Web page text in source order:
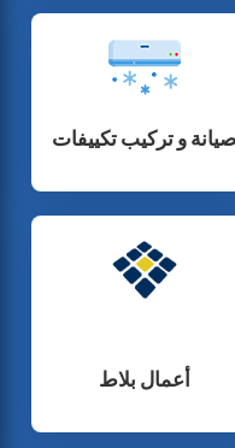
صيانة و تركيب تكييفات
أعمال بلاط